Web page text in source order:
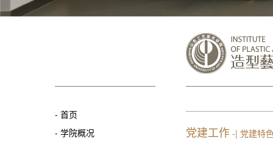
- 首页
- 学院概况
党建工作 -| 党建特